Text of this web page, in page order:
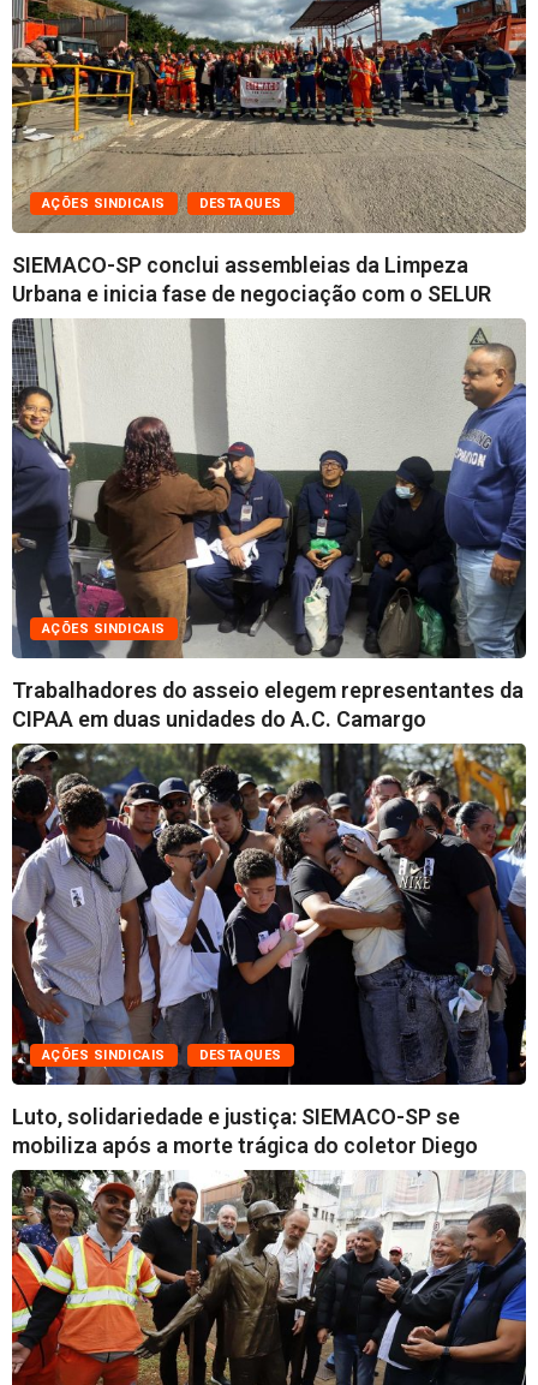
AÇÕES SINDICAIS DESTAQUES
SIEMACO-SP conclui assembleias da Limpeza
Urbana e inicia fase de negociação com o SELUR
AÇÕES SINDICAIS
Trabalhadores do asseio elegem representantes da
CIPAA em duas unidades do A.C. Camargo
AÇÕES SINDICAIS DESTAQUES
Luto, solidariedade e justiça: SIEMACO-SP se
mobiliza após a morte trágica do coletor Diego